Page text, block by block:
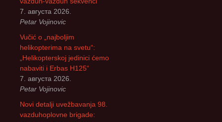
7. августа 2026.
Petar Vojinovic
Vučić o „najboljim
helikopterima na svetu“:
„Helikopterskoj jedinici ćemo
nabaviti i Erbas H125“
7. августа 2026.
Petar Vojinovic
Novi detalji uvežbavanja 98.
vazduhoplovne brigade: